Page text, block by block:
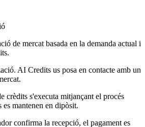
de mercat basada en la demanda actual i
AI Credits us posa en contacte amb un
crèdits s'executa mitjançant el procés
mantenen en dipòsit.
confirma la recepció, el pagament es